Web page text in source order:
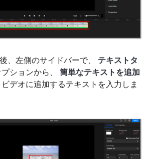
、左側のサイドバーで、 テキストタ
ションから、 簡単なテキストを追加
ビデオに追加するテキストを入力しま